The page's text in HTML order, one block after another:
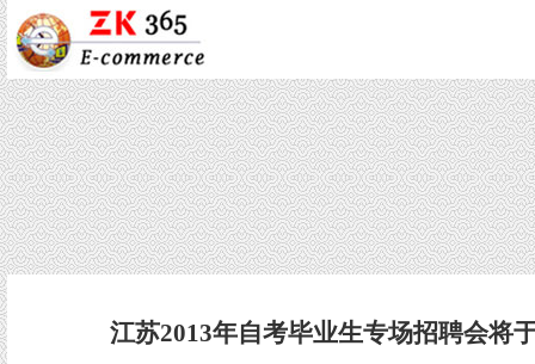
江苏2013年自考毕业生专场招聘会将